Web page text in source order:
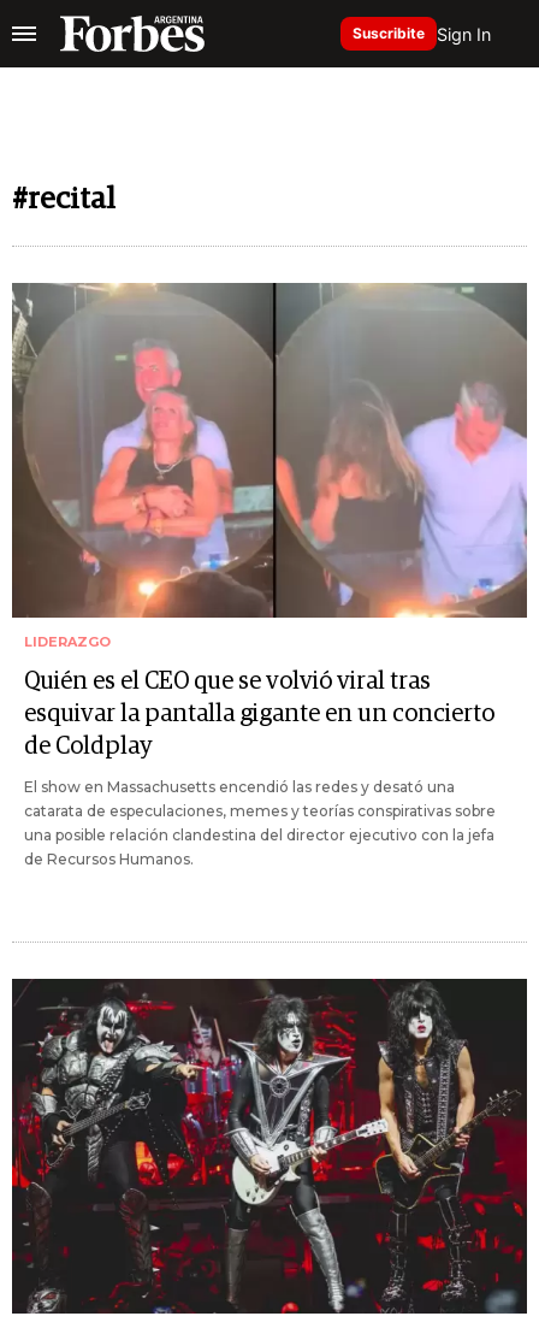
Suscribite Sign In
#recital
LIDERAZGO
Quién es el CEO que se volvió viral tras
esquivar la pantalla gigante en un concierto
de Coldplay
El show en Massachusetts encendió las redes y desató una
catarata de especulaciones, memes y teorías conspirativas sobre
una posible relación clandestina del director ejecutivo con la jefa
de Recursos Humanos.